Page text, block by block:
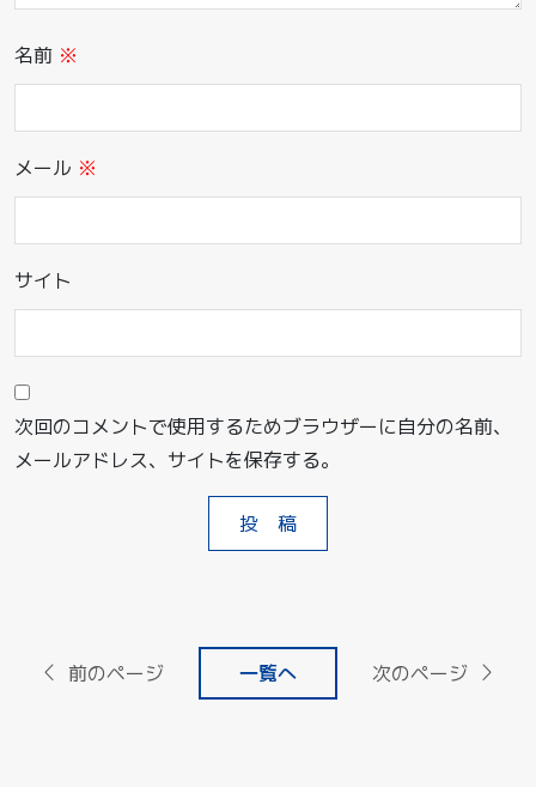
名前 ※
メール ※
サイト
次回のコメントで使用するためブラウザーに自分の名前、
メールアドレス、サイトを保存する。
前のページ 一覧へ 次のページ